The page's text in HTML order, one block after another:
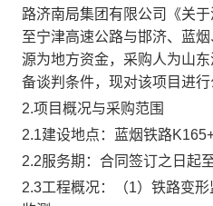
路济南局集团有限公司
《关
至宁津高速公路与邯济、蓝
源为地方资金，采购人为山
备谈判条件，现对该项目进行
2.项目概况与采购范围
2.1建设地点：
蓝烟铁路
2.2服务期 ： 合同签订之日起
2.3工程概况：
（1）铁路变